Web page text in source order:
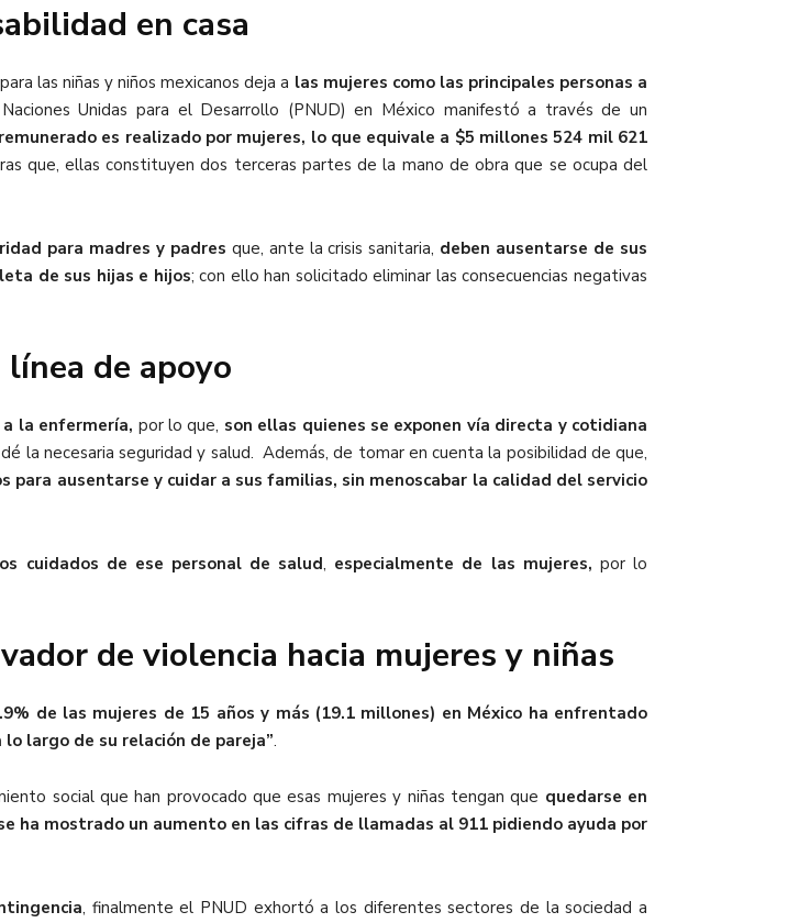
en casa
las niñas y niños mexicanos deja a las mujeres como las principales personas a
Unidas para el Desarrollo (PNUD) en México manifestó a través de un
es realizado por mujeres, lo que equivale a $5 millones 524 mil 621
que, ellas constituyen dos terceras partes de la mano de obra que se ocupa del
para madres y padres que, ante la crisis sanitaria, deben ausentarse de sus
de sus hijas e hijos; con ello han solicitado eliminar las consecuencias negativas
de apoyo
la enfermería, por lo que, son ellas quienes se exponen vía directa y cotidiana
la necesaria seguridad y salud. Además, de tomar en cuenta la posibilidad de que,
para ausentarse y cuidar a sus familias, sin menoscabar la calidad del servicio
cuidados de ese personal de salud, especialmente de las mujeres, por lo
de violencia hacia mujeres y niñas
de las mujeres de 15 años y más (19.1 millones) en México ha enfrentado
largo de su relación de pareja”.
social que han provocado que esas mujeres y niñas tengan que quedarse en
ha mostrado un aumento en las cifras de llamadas al 911 pidiendo ayuda por
, finalmente el PNUD exhortó a los diferentes sectores de la sociedad a